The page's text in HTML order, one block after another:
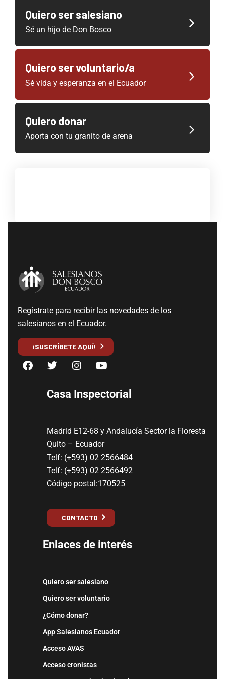
Quiero ser salesiano
Sé un hijo de Don Bosco
Quiero ser voluntario/a
Sé vida y esperanza en el Ecuador
Quiero donar
Aporta con tu granito de arena
Regístrate para recibir las novedades de los
salesianos en el Ecuador.
¡SUSCRÍBETE AQUÍ!
Casa Inspectorial
Madrid E12-68 y Andalucía Sector la Floresta
Quito – Ecuador
Telf: (+593) 02 2566484
Telf: (+593) 02 2566492
Código postal:170525
CONTACTO
Enlaces de interés
Quiero ser salesiano
Quiero ser voluntario
¿Cómo donar?
App Salesianos Ecuador
Acceso AVAS
Acceso cronistas